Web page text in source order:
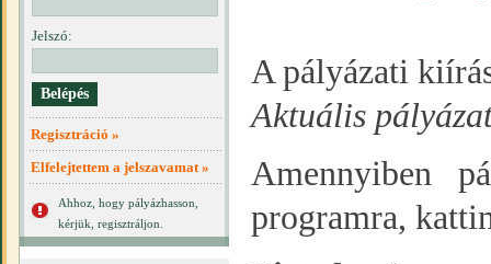
Jelszó:
Regisztráció »
Elfelejtettem a jelszavamat »
Ahhoz, hogy pályázhasson,
kérjük, regisztráljon.
A pályázati
Aktuális
Amennyiben
programra,